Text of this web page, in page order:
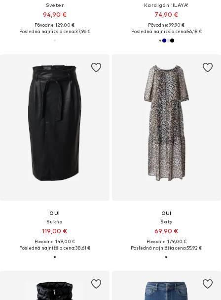
Sveter
94,90 €
Pôvodne: 129,00 €
Posledná najnižšia cena:37,96 €
Kardigán 'ILAYA'
74,90 €
Pôvodne: 99,90 €
Posledná najnižšia cena:56,18 €
OUI
Sukňa
119,00 €
Pôvodne: 149,00 €
Posledná najnižšia cena:38,61 €
OUI
Šaty
69,90 €
Pôvodne: 179,00 €
Posledná najnižšia cena:55,92 €